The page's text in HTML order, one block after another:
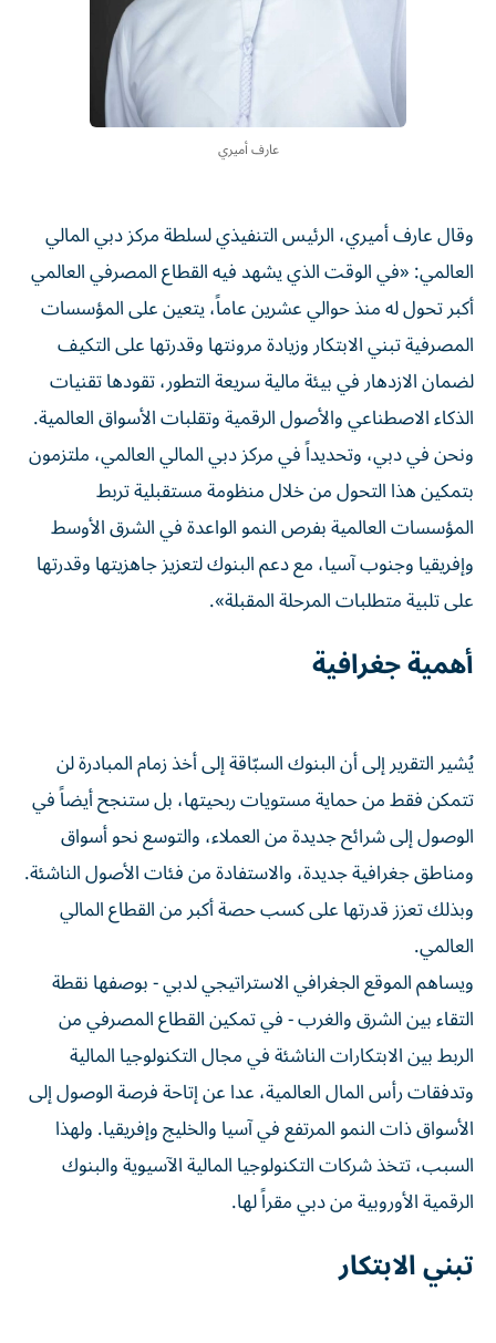
عارف أميري
وقال عارف أميري، الرئيس التنفيذي لسلطة مركز دبي المالي
العالمي: «في الوقت الذي يشهد فيه القطاع المصرفي العالمي
أكبر تحول له منذ حوالي عشرين عاماً، يتعين على المؤسسات
المصرفية تبني الابتكار وزيادة مرونتها وقدرتها على التكيف
لضمان الازدهار في بيئة مالية سريعة التطور، تقودها تقنيات
الذكاء الاصطناعي والأصول الرقمية وتقلبات الأسواق العالمية.
ونحن في دبي، وتحديداً في مركز دبي المالي العالمي، ملتزمون
بتمكين هذا التحول من خلال منظومة مستقبلية تربط
المؤسسات العالمية بفرص النمو الواعدة في الشرق الأوسط
وإفريقيا وجنوب آسيا، مع دعم البنوك لتعزيز جاهزيتها وقدرتها
على تلبية متطلبات المرحلة المقبلة».
أهمية جغرافية
يُشير التقرير إلى أن البنوك السبّاقة إلى أخذ زمام المبادرة لن
تتمكن فقط من حماية مستويات ربحيتها، بل ستنجح أيضاً في
الوصول إلى شرائح جديدة من العملاء، والتوسع نحو أسواق
ومناطق جغرافية جديدة، والاستفادة من فئات الأصول الناشئة.
وبذلك تعزز قدرتها على كسب حصة أكبر من القطاع المالي
العالمي.
ويساهم الموقع الجغرافي الاستراتيجي لدبي - بوصفها نقطة
التقاء بين الشرق والغرب - في تمكين القطاع المصرفي من
الربط بين الابتكارات الناشئة في مجال التكنولوجيا المالية
وتدفقات رأس المال العالمية، عدا عن إتاحة فرصة الوصول إلى
الأسواق ذات النمو المرتفع في آسيا والخليج وإفريقيا. ولهذا
السبب، تتخذ شركات التكنولوجيا المالية الآسيوية والبنوك
الرقمية الأوروبية من دبي مقراً لها.
تبني الابتكار